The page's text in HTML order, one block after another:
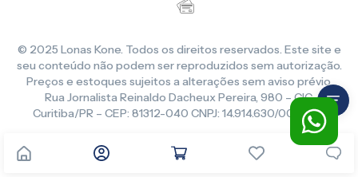
© 2025 Lonas Kone. Todos os direitos reservados. Este site e
seu conteúdo não podem ser reproduzidos sem autorização.
Preços e estoques sujeitos a alterações sem aviso prévio.
Rua Jornalista Reinaldo Dacheux Pereira, 980 – CIC,
Curitiba/PR – CEP: 81312-040 CNPJ: 14.914.630/0001-86